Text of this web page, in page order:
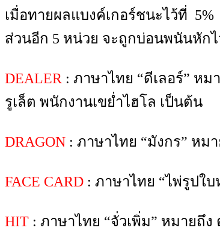
เมื่อทายผลแบงค์เกอร์ชนะไว้ที่
ส่วนอีก 5 หน่วย จะถูกบ่อนพนันหักไ
DEALER : ภาษาไทย “ดีเลอร์” ห
รูเล็ต พนักงานเขย่ำไฮโล เป็นต้น
DRAGON : ภาษาไทย “มังกร” ห
FACE CARD : ภาษาไทย “ไพ่รูปใ
HIT : ภาษาไทย “จั่วเพิ่ม” หมายถึ